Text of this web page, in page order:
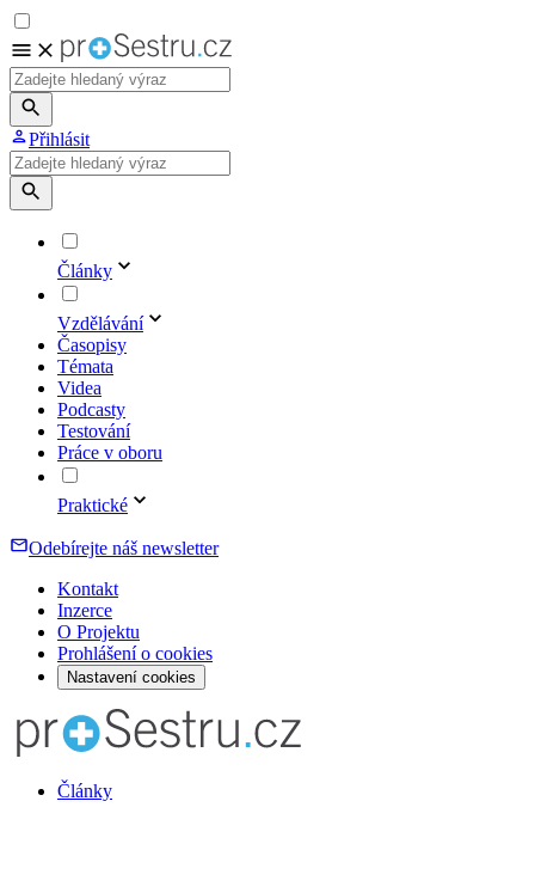
Přihlásit
Články
Vzdělávání
Časopisy
Témata
Videa
Podcasty
Testování
Práce v oboru
Praktické
Odebírejte náš newsletter
Kontakt
Inzerce
O Projektu
Prohlášení o cookies
Nastavení cookies
Články